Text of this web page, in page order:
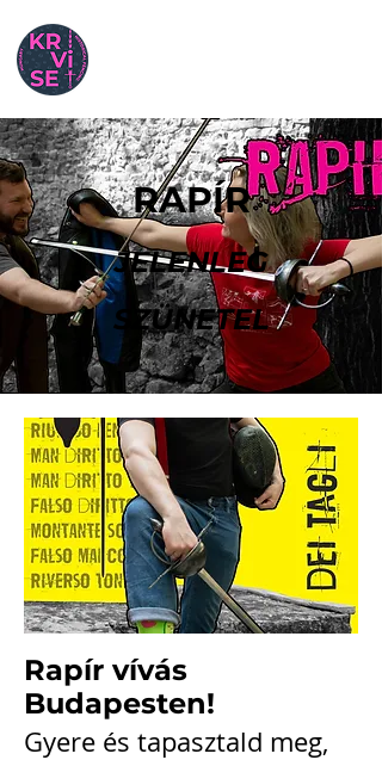
RAPÍR
JELENLEG
SZÜNETEL
Rapír vívás
Budapesten!
Gyere és tapasztald meg,